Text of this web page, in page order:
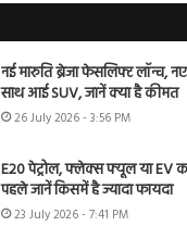
नई मारुति ब्रेजा फेसलिफ्ट लॉन्च,
साथ आई SUV, जानें क्या है कीमत
26 July 2026 - 3:56 PM
E20 पेट्रोल, फ्लेक्स फ्यूल या EV
पहले जानें किसमें है ज्यादा फायदा
23 July 2026 - 7:41 PM